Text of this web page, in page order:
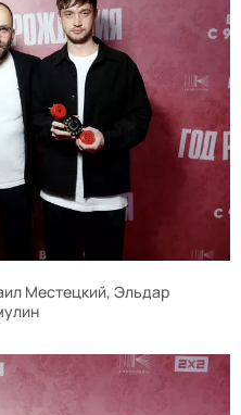
Местецкий, Эльдар